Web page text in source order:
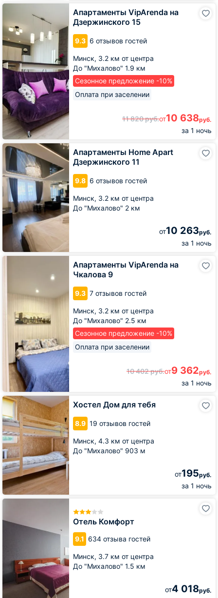
Апартаменты VipArenda на
Дзержинского 15
9.3 6 отзывов гостей
Минск, 3.2 км от центра
До "Михалово" 1.9 км
Сезонное предложение -10%
Оплата при заселении
11 820руб.от10 638руб.
за 1 ночь
Апартаменты
Дзержинского
15
Апартаменты Home Apart
Дзержинского 11
9.8 6 отзывов гостей
Минск, 3.2 км от центра
До "Михалово" 2 км
от10 263руб.
за 1 ночь
Апартаменты
Home
Apart
Дзержинского
11
Апартаменты VipArenda на
Чкалова 9
9.3 7 отзывов гостей
Минск, 3.2 км от центра
До "Михалово" 2.5 км
Сезонное предложение -10%
Оплата при заселении
10 402руб.от9 362руб.
за 1 ночь
Апартаменты
Хостел Дом для тебя
8.9 19 отзывов гостей
Минск, 4.3 км от центра
До "Михалово" 903 м
от195руб.
за 1 ночь
Хостел
Дом
для
тебя
Отель Комфорт
9.1 634 отзыва гостей
Минск, 3.7 км от центра
До "Михалово" 1.5 км
от4 018руб.
Отель